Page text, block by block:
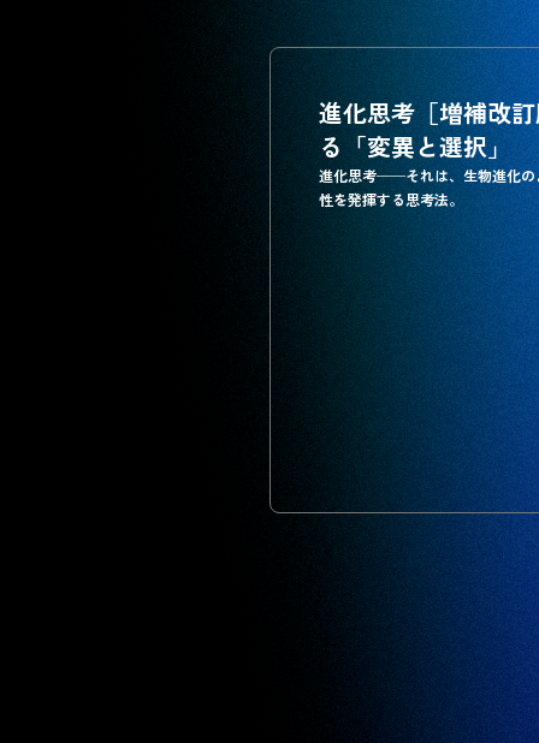
進化思考［増補改
る「変異と選択」
進化思考──それは、生物進化の
性を発揮する思考法。